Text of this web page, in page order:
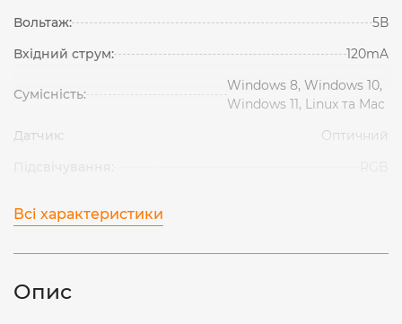
Вольтаж:
5В
Вхідний струм:
120mA
Сумісність:
Windows 8, Windows 10,
Windows 11, Linux та Mac
Датчик:
Оптичний
Всі характеристики
Опис